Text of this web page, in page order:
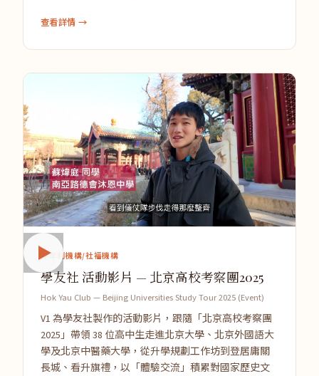
查看詳情 →
非牟利機構/社福機構
學友社 活動影片 — 北京高校考察團2025
Hok Yau Club — Beijing Universities Study Tour 2025 (Event)
V1 為學友社製作的活動影片，跟隨「北京高校考察團
2025」帶領 38 位高中生走進北京大學、北京外國語大
學及北京中醫藥大學，從升學規劃工作坊到登居庸關
長城、看升旗禮，以「體驗交流」積累對國家歷史文